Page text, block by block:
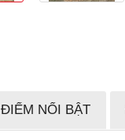
ĐIỂM NỔI BẬT